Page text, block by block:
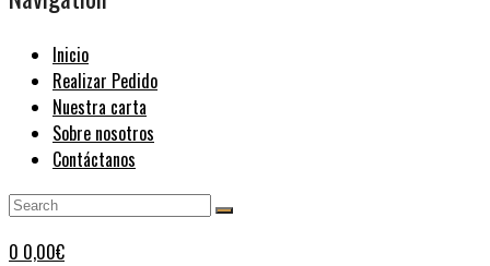
Inicio
Realizar Pedido
Nuestra carta
Sobre nosotros
Contáctanos
0 0,00€